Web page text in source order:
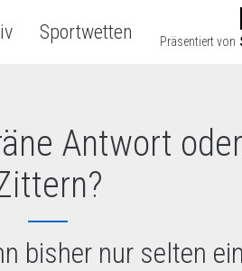
Sportwetten Präsentiert von
Antwort
bisher nur selten